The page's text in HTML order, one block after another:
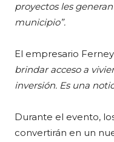
proyectos les
municipio”.
El empresario
brindar acceso a
inversión. Es una
Durante el evento,
convertirán en un